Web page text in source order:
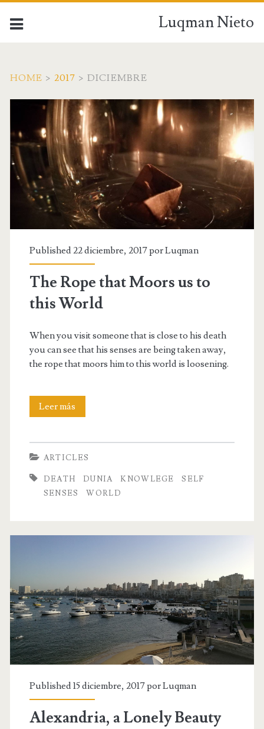
Luqman Nieto
HOME > 2017 > DICIEMBRE
Published 22 diciembre, 2017 porLuqman
The Rope that Moors us to
this World
When you visit someone that is close to his death
you can see that his senses are being taken away,
the rope that moors him to this world is loosening.
Leer más
us
this
ARTICLES
DEATH DUNIA KNOWLEGE
SELF
SENSES
WORLD
Published 15 diciembre, 2017 porLuqman
Alexandria, a Lonely Beauty